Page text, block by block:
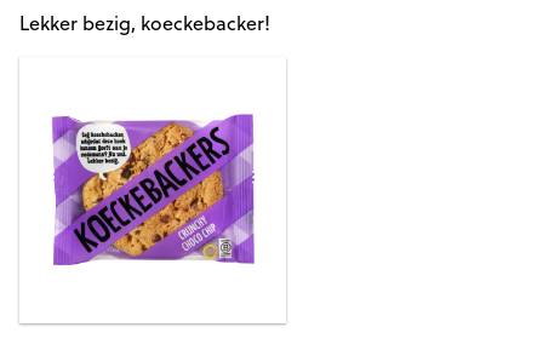
Lekker bezig, koeckebacker!